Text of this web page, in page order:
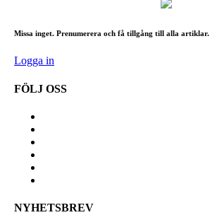
Missa inget. Prenumerera och få tillgång till alla artiklar.
Logga in
FÖLJ OSS
NYHETSBREV